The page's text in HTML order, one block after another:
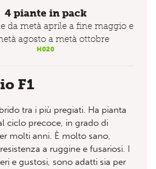
4 piante in pack
da metà aprile a fine maggio e
agosto a metà ottobre
H020
F1
tra i più pregiati. Ha pianta
ciclo precoce, in grado di
molti anni. È molto sano,
a ruggine e fusariosi. I
e gustosi, sono adatti sia per